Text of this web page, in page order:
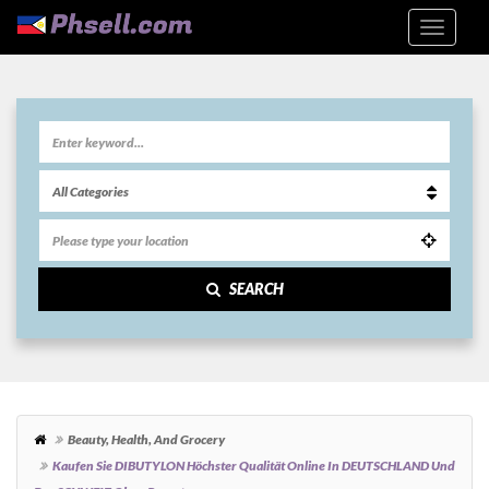
SEARCH
Beauty, Health, And Grocery
Kaufen Sie DIBUTYLON Höchster Qualität Online In DEUTSCHLAND Und